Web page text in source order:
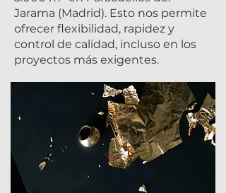
Jarama (Madrid). Esto nos permite
ofrecer flexibilidad, rapidez y
control de calidad, incluso en los
proyectos más exigentes.